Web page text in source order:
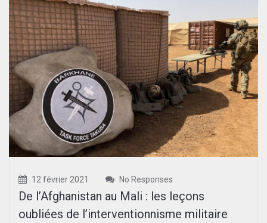
12 février 2021 No Responses
De l’Afghanistan au Mali : les leçons
oubliées de l’interventionnisme militaire